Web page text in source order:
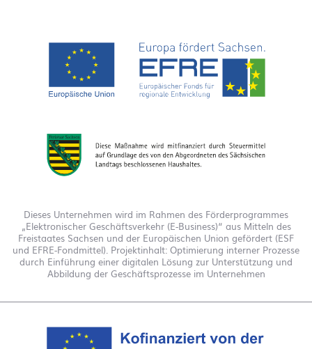
Dieses Unternehmen wird im Rahmen des Förderprogrammes
„Elektronischer Geschäftsverkehr (E-Business)“ aus Mitteln des
Freistaates Sachsen und der Europäischen Union gefördert (ESF
und EFRE-Fondmittel). Projektinhalt: Optimierung interner Prozesse
durch Einführung einer digitalen Lösung zur Unterstützung und
Abbildung der Geschäftsprozesse im Unternehmen